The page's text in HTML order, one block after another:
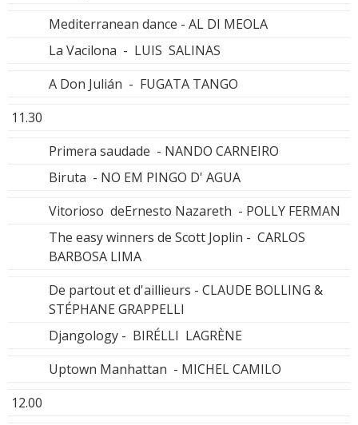
Mediterranean dance - AL DI MEOLA
La Vacilona - LUIS SALINAS
A Don Julián - FUGATA TANGO
11.30
Primera saudade - NANDO CARNEIRO
Biruta - NO EM PINGO D' AGUA
Vitorioso deErnesto Nazareth - POLLY FERMAN
The easy winners de Scott Joplin - CARLOS
BARBOSA LIMA
De partout et d'aillieurs - CLAUDE BOLLING &
STÉPHANE GRAPPELLI
Djangology - BIRÉLLI LAGRÈNE
Uptown Manhattan - MICHEL CAMILO
12.00